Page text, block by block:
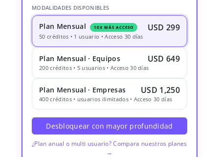
MODALIDADES DISPONIBLES
Plan Mensual 10X MÁS ACCESO USD 299
50 créditos • 1 usuario • Acceso 30 días
Plan Mensual · Equipos USD 649
200 créditos • 5 usuarios • Acceso 30 días
Plan Mensual · Empresas USD 1,250
400 créditos • usuarios ilimitados • Acceso 30 días
Desbloquear con mayor profundidad
¿Plan anual o multi usuario? Compara nuestros planes
→